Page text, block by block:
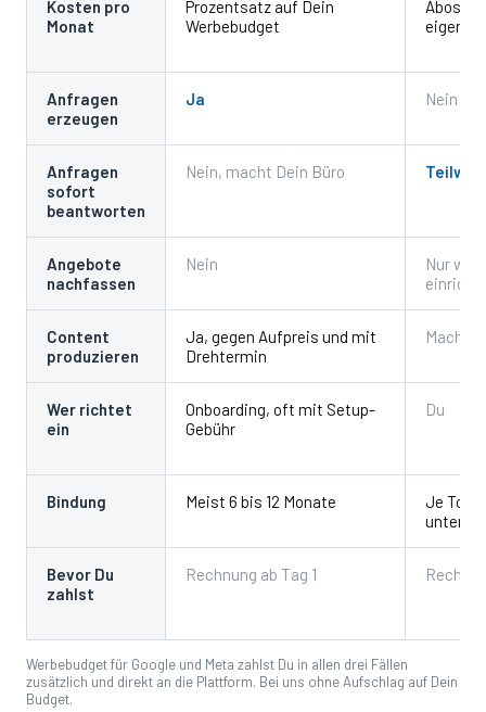
Kosten pro
Monat
Prozentsatz auf Dein
Werbebudget
Abos
eigene
Anfragen
erzeugen
Ja Nein
Anfragen
sofort
beantworten
Nein, macht Dein Büro
Angebote
nachfassen
Nein
Nur
Content
produzieren
Ja, gegen Aufpreis und mit
Drehtermin
Machst
Wer richtet
ein
Onboarding, oft mit Setup-
Gebühr
Du
Bindung Meist 6 bis 12 Monate
Je Tool
Bevor Du
zahlst
Rechnung ab Tag 1
Werbebudget für Google und Meta zahlst Du in allen drei Fällen
zusätzlich und direkt an die Plattform. Bei uns ohne Aufschlag auf Dein
Budget.